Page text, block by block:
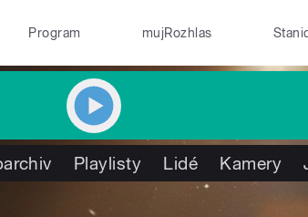
Program mujRozhlas
Playlisty Lidé Kamery